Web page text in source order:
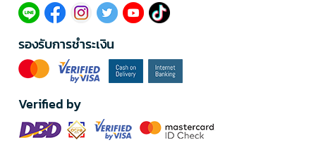
รองรับการชำระเงิน
Verified by